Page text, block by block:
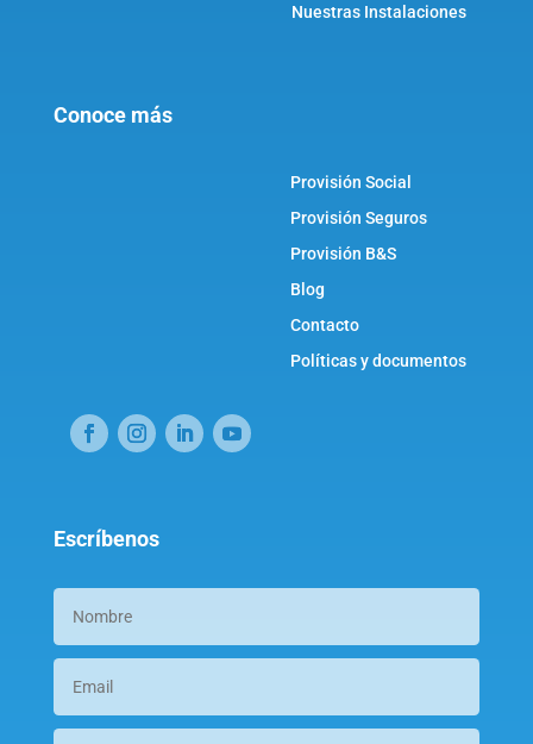
Nuestras Instalaciones
Conoce más
Provisión Social
Provisión Seguros
Provisión B&S
Blog
Contacto
Políticas y documentos
Escríbenos